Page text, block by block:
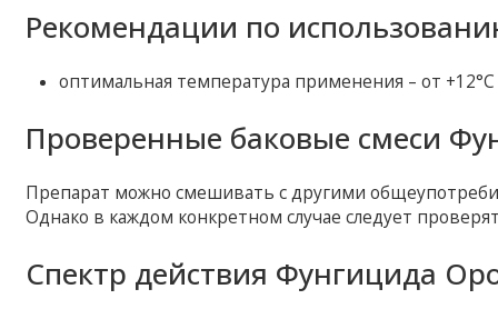
Рекомендации по
оптимальная температура применения – от +12°С
Проверенные баковые смеси
Препарат можно смешивать с другими
Однако в каждом конкретном случае следует
Спектр действия Фунгицида